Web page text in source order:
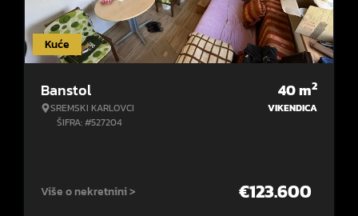
Kuće
Banstol
SREMSKI KARLOVCI
ŠIFRA: #527204
40m2
VIKENDICA
Više o nekretnini > €123.600